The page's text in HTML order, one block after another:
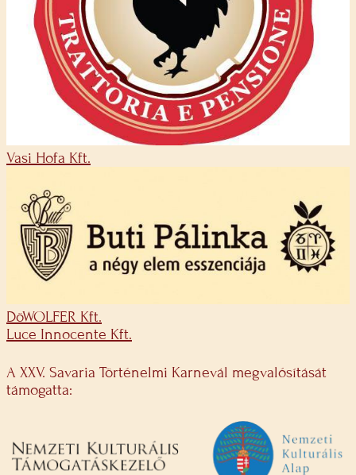
Vasi Hofa Kft.
DöWOLFER Kft.
Luce Innocente Kft.
A XXV. Savaria Történelmi Karnevál megvalósítását
támogatta: